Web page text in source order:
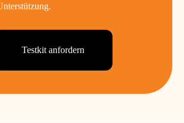
Testkit anfordern